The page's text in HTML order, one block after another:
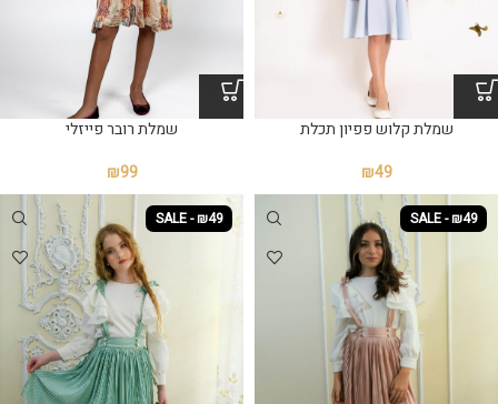
שמלת קלוש פפיון תכלת
₪49
שמלת רובר פייזלי
₪99
SALE - ₪49
SALE - ₪49